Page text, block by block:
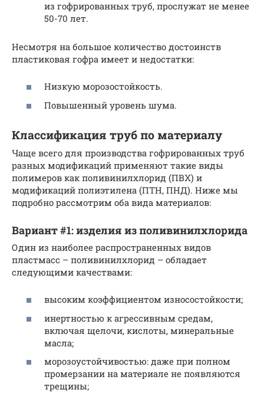
из гофрированных труб, прослужат не менее
50-70 лет.
Несмотря на большое количество достоинств
пластиковая гофра имеет и недостатки:
Низкую морозостойкость.
Повышенный уровень шума.
Классификация труб по материалу
Чаще всего для производства гофрированных труб
разных модификаций применяют такие виды
полимеров как поливинилхлорид (ПВХ) и
модификаций полиэтилена (ПТН, ПНД). Ниже мы
подробно рассмотрим оба вида материалов:
Вариант #1: изделия из поливинилхлорида
Один из наиболее распространенных видов
пластмасс – поливинилхлорид – обладает
следующими качествами:
высоким коэффициентом износостойкости;
инертностью к агрессивным средам,
включая щелочи, кислоты, минеральные
масла;
морозоустойчивостью: даже при полном
промерзании на материале не появляются
трещины;